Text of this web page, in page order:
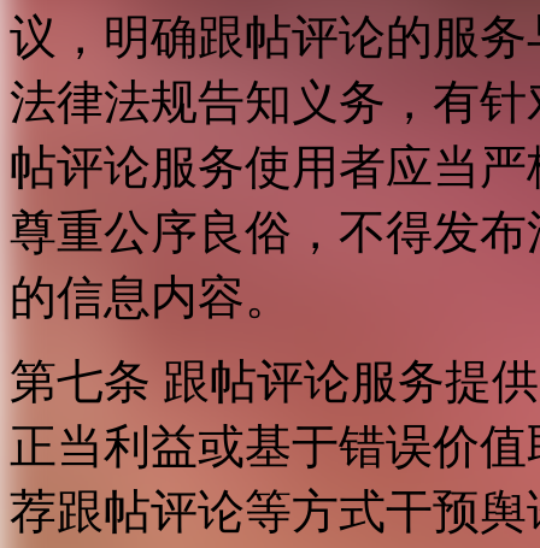
议，明确跟帖评论的服
法律法规告知义务，有
帖评论服务使用者应当
尊重公序良俗，不得发
的信息内容。
第七条 跟帖评论服务提
正当利益或基于错误价
荐跟帖评论等方式干预